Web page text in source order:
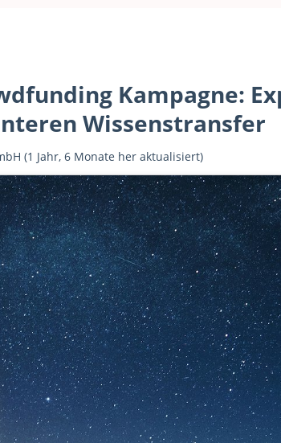
Kampagne:
Wissenstransfer
(1 Jahr, 6 Monate her aktualisiert)